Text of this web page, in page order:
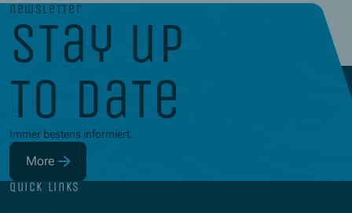
newsletter
stay up
to date
Immer bestens informiert.
More
(Opens in new window)
quick links